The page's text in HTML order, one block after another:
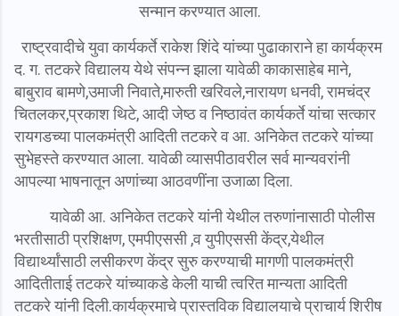
सन्मान करण्यात आला.
राष्ट्रवादीचे युवा कार्यकर्ते राकेश शिंदे यांच्या पुढाकाराने हा कार्यक्रम
द. ग. तटकरे विद्यालय येथे संपन्न झाला यावेळी काकासाहेब माने,
बाबुराव बामणे,उमाजी निवाते,मारुती खरिवले,नारायण धनवी, रामचंद्र
चितलकर,प्रकाश थिटे, आदी जेष्ठ व निष्ठावंत कार्यकर्ते यांचा सत्कार
रायगडच्या पालकमंत्री आदिती तटकरे व आ. अनिकेत तटकरे यांच्या
सुभेहस्ते करण्यात आला. यावेळी व्यासपीठावरील सर्व मान्यवरांनी
आपल्या भाषनातून अणांच्या आठवणींना उजाळा दिला.
यावेळी आ. अनिकेत तटकरे यांनी येथील तरुणांनासाठी पोलीस
भरतीसाठी प्रशिक्षण, एमपीएससी ,व युपीएससी केंद्र,येथील
विद्यार्थ्यांसाठी लसीकरण केंद्र सुरु करण्याची मागणी पालकमंत्री
आदितीताई तटकरे यांच्याकडे केली याची त्वरित मान्यता आदिती
तटकरे यांनी दिली.कार्यक्रमाचे प्रास्तविक विद्यालयाचे प्राचार्य शिरीष